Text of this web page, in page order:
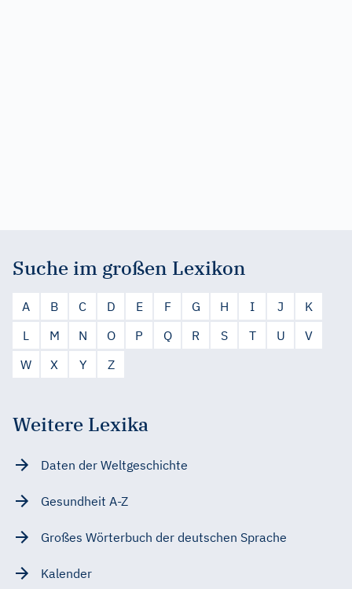
Suche im großen Lexikon
A B C D E F G H I J
K
L
M N O P Q R S T U
V
W
X Y Z
Weitere Lexika
Daten der Weltgeschichte
Gesundheit A-Z
Großes Wörterbuch der deutschen Sprache
Kalender